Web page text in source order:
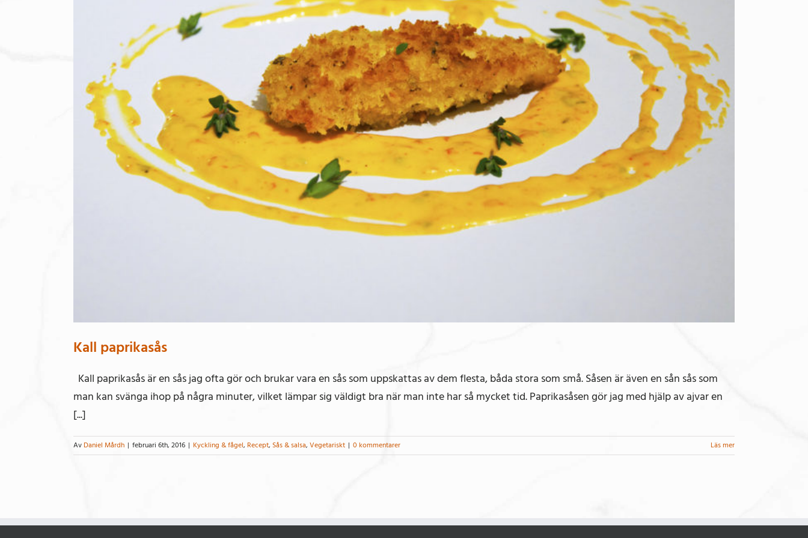
Kall paprikasås
Kall paprikasås är en sås jag ofta gör och brukar vara en sås som uppskattas av dem flesta, båda stora som små. Såsen är även en sån sås som
man kan svänga ihop på några minuter, vilket lämpar sig väldigt bra när man inte har så mycket tid. Paprikasåsen gör jag med hjälp av ajvar en
[...]
Av Daniel Mårdh | februari 6th, 2016 | Kyckling & fågel, Recept, Sås & salsa, Vegetariskt | 0 kommentarer Läs mer